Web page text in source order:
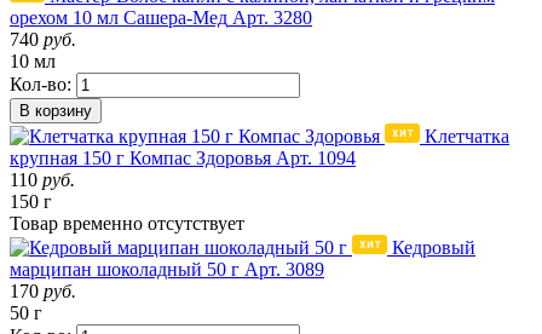
орехом 10 мл Сашера-Мед Арт. 3280
740 руб.
10 мл
Кол-во:
В корзину
Клетчатка
крупная 150 г Компас Здоровья Арт. 1094
110 руб.
150 г
Товар временно отсутствует
Кедровый
марципан шоколадный 50 г Арт. 3089
170 руб.
50 г